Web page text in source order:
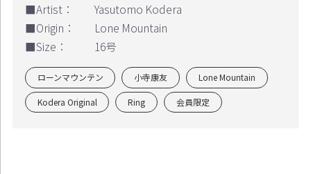
■Artist：
Yasutomo Kodera
■Origin：
Lone Mountain
■Size：
16号
ローンマウンテン 小寺康友 Lone Mountain
Kodera Original Ring 会員限定